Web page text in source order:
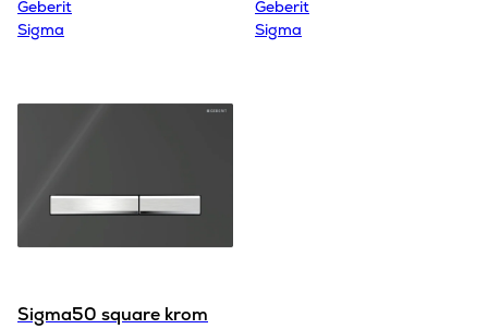
Geberit
Sigma
Geberit
Sigma
Sigma50 square krom